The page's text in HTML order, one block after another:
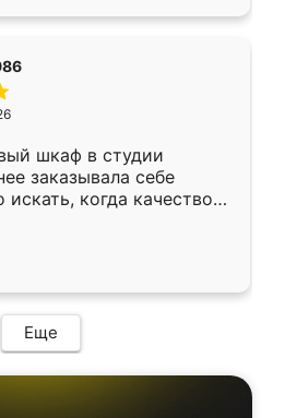
шкаф в студии
заказывала себе
когда качеством
кухня уже почти
нет.
Еще